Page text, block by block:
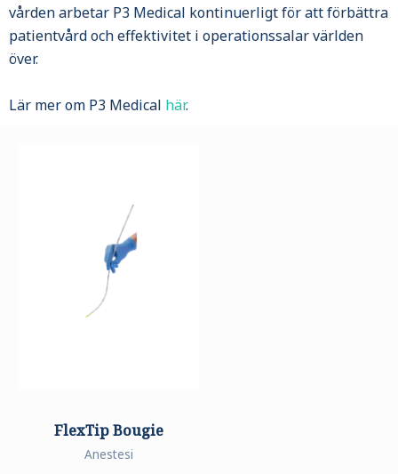
vården arbetar P3 Medical kontinuerligt för att förbättra
patientvård och effektivitet i operationssalar världen
över.
Lär mer om P3 Medical här.
FlexTip Bougie
Anestesi